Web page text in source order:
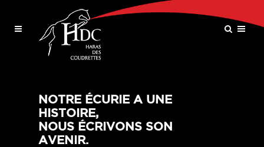
NOTRE ÉCURIE A UNE
HISTOIRE,
NOUS ÉCRIVONS SON
AVENIR.